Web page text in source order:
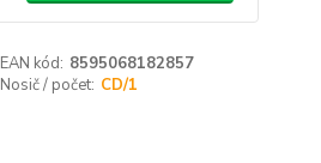
EAN kód: 8595068182857
Nosič / počet: CD/1